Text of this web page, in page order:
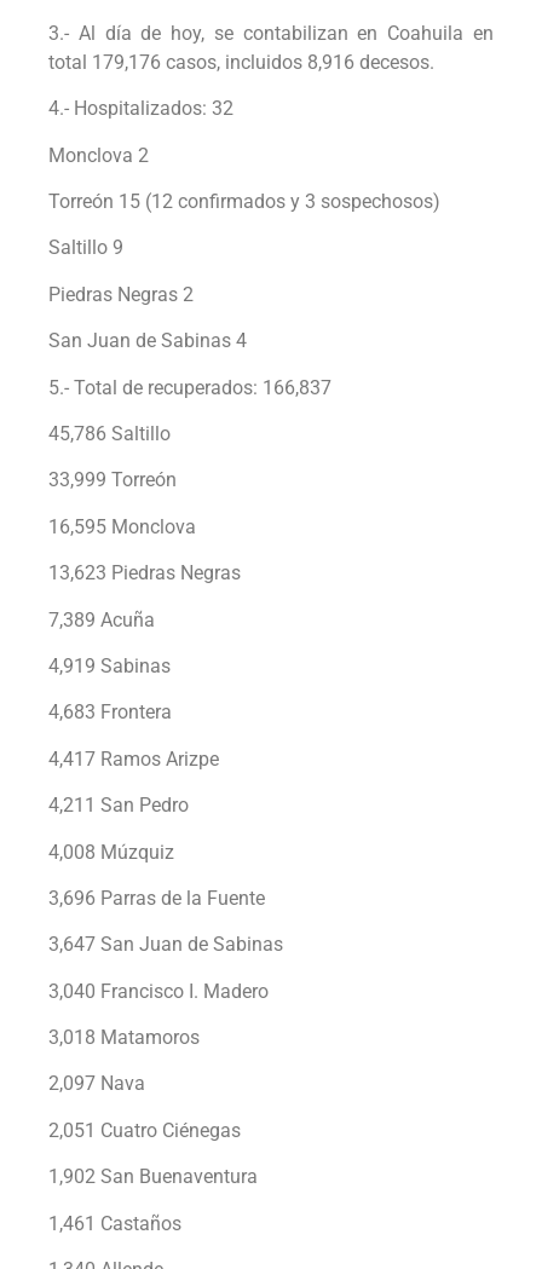
3.- Al día de hoy, se contabilizan en Coahuila en
total 179,176 casos, incluidos 8,916 decesos.
4.- Hospitalizados: 32
Monclova 2
Torreón 15 (12 confirmados y 3 sospechosos)
Saltillo 9
Piedras Negras 2
San Juan de Sabinas 4
5.- Total de recuperados: 166,837
45,786 Saltillo
33,999 Torreón
16,595 Monclova
13,623 Piedras Negras
7,389 Acuña
4,919 Sabinas
4,683 Frontera
4,417 Ramos Arizpe
4,211 San Pedro
4,008 Múzquiz
3,696 Parras de la Fuente
3,647 San Juan de Sabinas
3,040 Francisco I. Madero
3,018 Matamoros
2,097 Nava
2,051 Cuatro Ciénegas
1,902 San Buenaventura
1,461 Castaños